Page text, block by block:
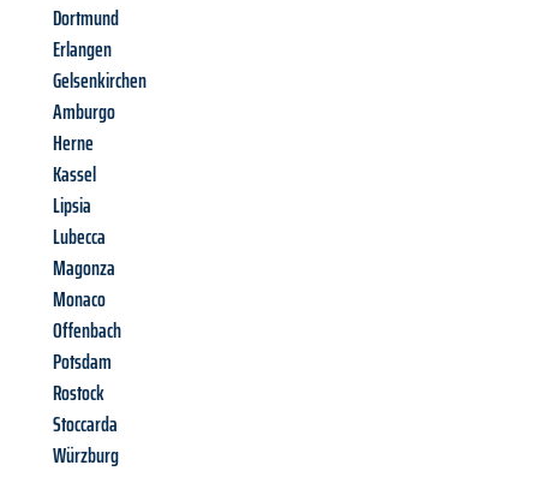
Dortmund
Erlangen
Gelsenkirchen
Amburgo
Herne
Kassel
Lipsia
Lubecca
Magonza
Monaco
Offenbach
Potsdam
Rostock
Stoccarda
Würzburg